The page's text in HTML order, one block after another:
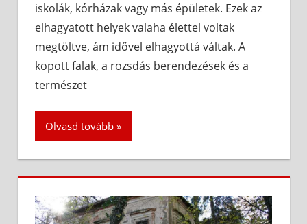
iskolák, kórházak vagy más épületek. Ezek az
elhagyatott helyek valaha élettel voltak
megtöltve, ám idővel elhagyottá váltak. A
kopott falak, a rozsdás berendezések és a
természet
Olvasd tovább